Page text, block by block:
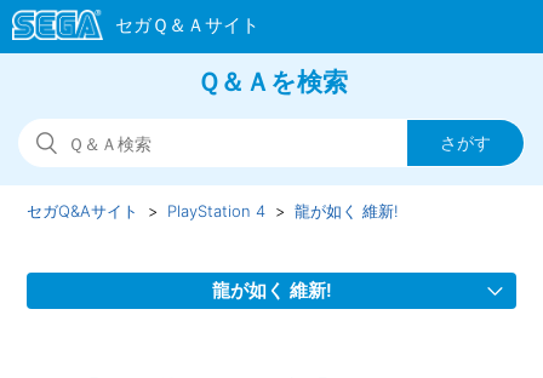
Ｑ＆Ａを検索
セガQ&Aサイト PlayStation 4 龍が如く 維新!
龍が如く 維新!